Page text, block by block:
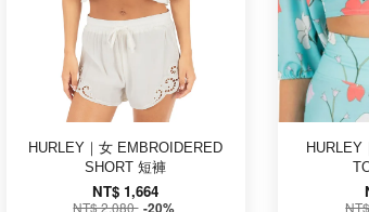
HURLEY｜女 EMBROIDERED
SHORT 短褲
NT$ 1,664
NT$ 2,080 -20%
HURLEY